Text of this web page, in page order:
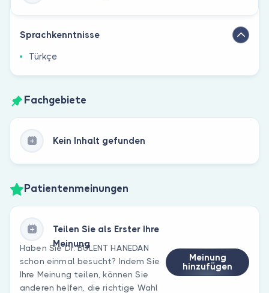
Sprachkenntnisse
Türkçe
Fachgebiete
Kein Inhalt gefunden
Patientenmeinungen
Teilen Sie als Erster Ihre
Meinung
Haben Sie Dr. BÜLENT HANEDAN
schon einmal besucht? Indem Sie
Ihre Meinung teilen, können Sie
anderen helfen, die richtige Wahl
Meinung
hinzufügen